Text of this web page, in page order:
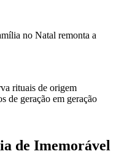
no Natal remonta a
rituais de origem
de geração em geração
de Imemorável